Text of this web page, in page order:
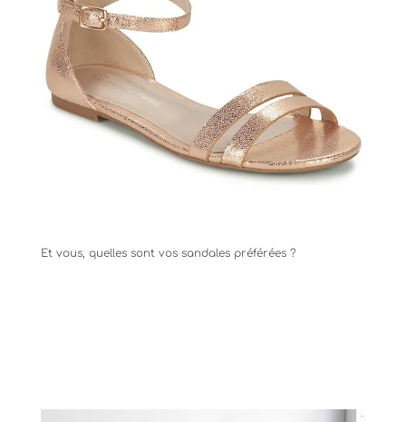
Et vous, quelles sont vos sandales préférées ?